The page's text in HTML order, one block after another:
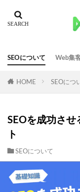
SEOについて Web集
HOME SEOにつ
SEOを成功さ
ト
SEOについて